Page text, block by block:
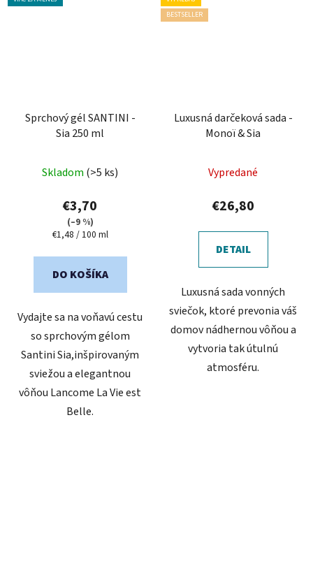
Sprchový gél SANTINI -
Sia 250 ml
hodnotenie
produktu
je
5,0
z
5
hviezdičiek.
Skladom (>5 ks)
€3,70
(–9 %)
Jednotková
€1,48 / 100 ml
DO KOŠÍKA
Vydajte sa na voňavú cestu
so sprchovým gélom
Santini Sia,inšpirovaným
sviežou a elegantnou
vôňou Lancome La Vie est
Belle.
BESTSELLER
Luxusná darčeková sada -
Monoï & Sia
hodnotenie
produktu
je
5,0
z
hviezdičiek.
Vypredané
€26,80
DETAIL
Luxusná sada vonných
sviečok, ktoré prevonia váš
domov nádhernou vôňou a
vytvoria tak útulnú
atmosféru.